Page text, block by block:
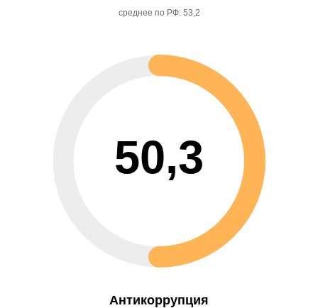
среднее по РФ: 53,2
50,3
Антикоррупция